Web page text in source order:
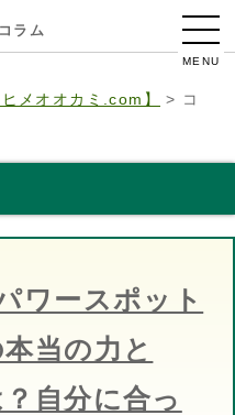
ラム
MENU
メオオカミ.com】 > コ
ワースポット
当の力と
自分に合っ